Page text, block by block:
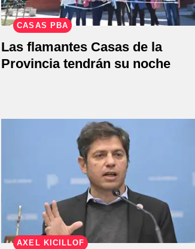
CASAS PBA
Las flamantes Casas de la
Provincia tendrán su noche
AXEL KICILLOF